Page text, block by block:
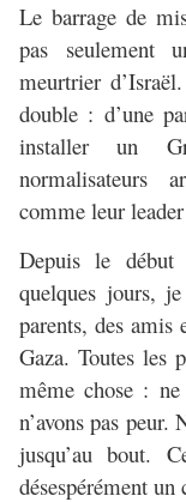
Le barrage de
pas seulement
meurtrier
double : d’une
installer un
normalisateurs
comme leur
Depuis le
quelques jours,
parents, des amis
Gaza. Toutes les
même chose :
n’avons pas peur.
jusqu’au bout.
désespérément un